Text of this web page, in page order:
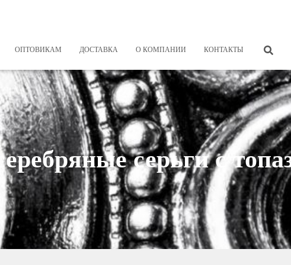
ОПТОВИКАМ ДОСТАВКА О КОМПАНИИ КОНТАКТЫ
серебряные серьги с